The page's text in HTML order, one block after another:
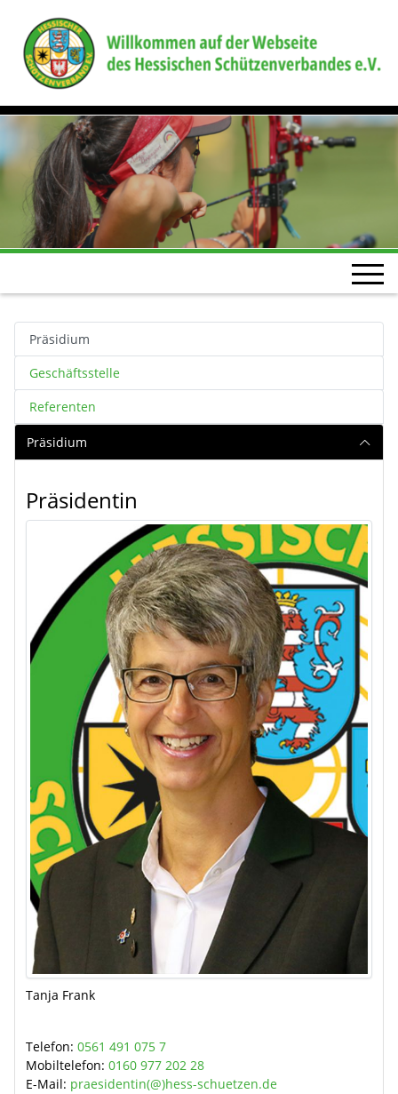
Präsidium
Geschäftsstelle
Referenten
Präsidium
Präsidentin
Tanja Frank
Telefon: 0561 491 075 7
Mobiltelefon: 0160 977 202 28
E-Mail: praesidentin(@)hess-schuetzen.de